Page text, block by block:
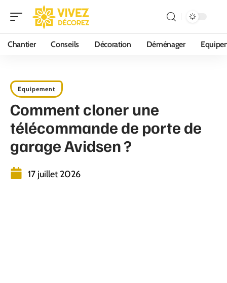
Chantier Conseils Décoration Déménager
Equipement
Comment cloner une
télécommande de porte de
garage Avidsen ?
17 juillet 2026